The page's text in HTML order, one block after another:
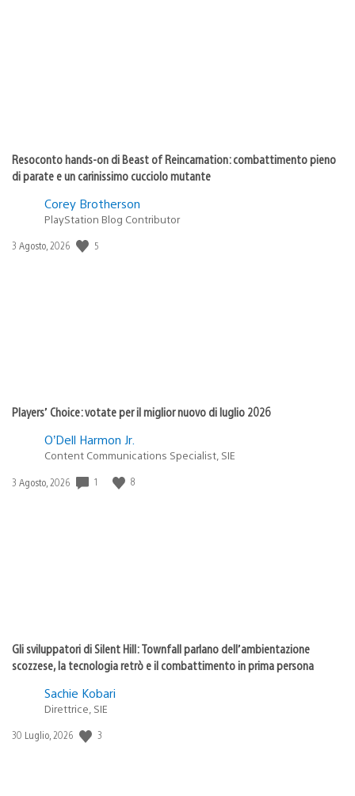
Resoconto hands-on di Beast of Reincarnation: combattimento pieno
di parate e un carinissimo cucciolo mutante
Corey Brotherson
PlayStation Blog Contributor
Data
3 Agosto, 2026 5
Players’ Choice: votate per il miglior nuovo di luglio 2026
O’Dell Harmon Jr.
Content Communications Specialist, SIE
Data
3 Agosto, 2026 1 8
Gli sviluppatori di Silent Hill: Townfall parlano dell’ambientazione
scozzese, la tecnologia retrò e il combattimento in prima persona
Sachie Kobari
Direttrice, SIE
Data
30 Luglio, 2026 3